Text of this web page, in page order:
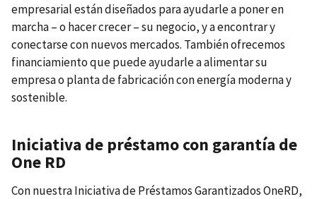
empresarial están diseñados para ayudarle a poner en
marcha – o hacer crecer – su negocio, y a encontrar y
conectarse con nuevos mercados. También ofrecemos
financiamiento que puede ayudarle a alimentar su
empresa o planta de fabricación con energía moderna y
sostenible.
Iniciativa de préstamo con garantía de
One RD
Con nuestra Iniciativa de Préstamos Garantizados OneRD,